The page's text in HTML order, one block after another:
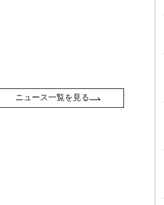
ニュース一覧を見る